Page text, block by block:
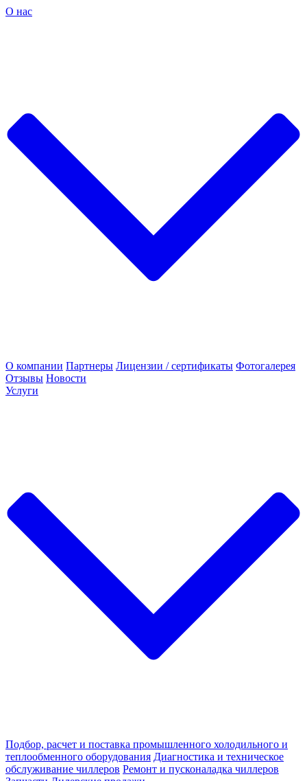
О нас
О компании Партнеры Лицензии / сертификаты Фотогалерея
Отзывы Новости
Услуги
Подбор, расчет и поставка промышленного холодильного и
теплообменного оборудования Диагностика и техническое
обслуживание чиллеров Ремонт и пусконаладка чиллеров